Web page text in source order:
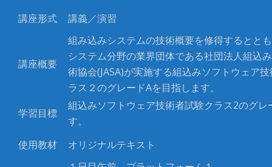
講座形式 講義／演習
講座概要
組み込みシステムの技術概要を修得するとと
システム分野の業界団体である社団法人組込
術協会(JASA)が実施する組込みソフトウェア
ラス２のグレードAを目指します。
学習目標
組込みソフトウェア技術者試験クラス2のグレ
す。
使用教材
オリジナルテキスト